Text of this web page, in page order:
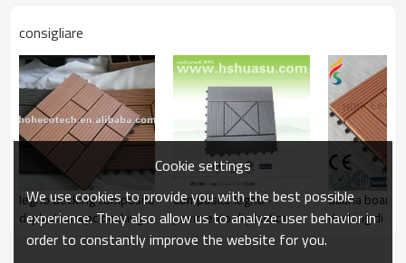
1. guarda e si sente in legno naturale
2. durevole, anti - impatto, prova di usura, con elevata densità di
3. ad alta capacità di uv - resistenza, e stabilità del colore
4. alta resistente a umidità e termiti
5. facile da installare e manodopera a basso costo
6. richiesta nessuna pittura, senza colla, bassa manutenzione
7. 100% riciclato, ambiente amichevole, risparmio di risorse forestali
8. a piedi nudi amichevole, anti - scivolo, nessuna rottura
9. resistente alle intemperie, adatto da - 40& deg; c a 60& deg; c
consigliare
legno decking composito
di plastica wpc decking
incastro
Composito legno -
pavimento di plastica
Sauna board
decking di
Cookie settings
We use cookies to provide you with the best possible
experience. They also allow us to analyze user behavior in
order to constantly improve the website for you.